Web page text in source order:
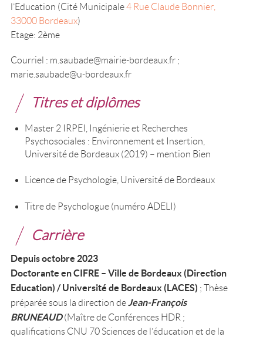
l’Education (Cité Municipale4 Rue Claude Bonnier,
33000 Bordeaux)
Etage: 2ème
Courriel : m.saubade@mairie-bordeaux.fr ;
marie.saubade@u-bordeaux.fr
Titres et diplômes
Master 2 IRPEI, Ingénierie et Recherches
Psychosociales : Environnement et Insertion,
Université de Bordeaux (2019) – mention Bien
Licence de Psychologie, Université de Bordeaux
Titre de Psychologue (numéro ADELI)
Carrière
Depuis octobre 2023
Doctorante en CIFRE – Ville de Bordeaux (Direction
Education) / Université de Bordeaux (LACES) ; Thèse
préparée sous la direction de Jean-François
BRUNEAUD(Maître de Conférences HDR ;
qualifications CNU 70 Sciences de l’éducation et de la